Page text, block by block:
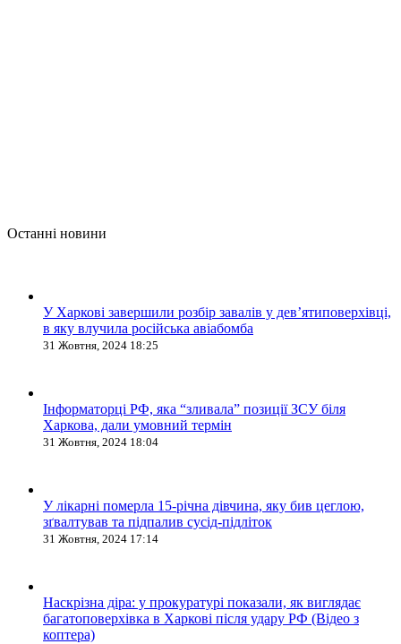
Останні новини
У Харкові завершили розбір завалів у дев’ятиповерхівці,
в яку влучила російська авіабомба
31 Жовтня, 2024 18:25
Інформаторці РФ, яка “зливала” позиції ЗСУ біля
Харкова, дали умовний термін
31 Жовтня, 2024 18:04
У лікарні померла 15-річна дівчина, яку бив цеглою,
зґвалтував та підпалив сусід-підліток
31 Жовтня, 2024 17:14
Наскрізна діра: у прокуратурі показали, як виглядає
багатоповерхівка в Харкові після удару РФ (Відео з
коптера)